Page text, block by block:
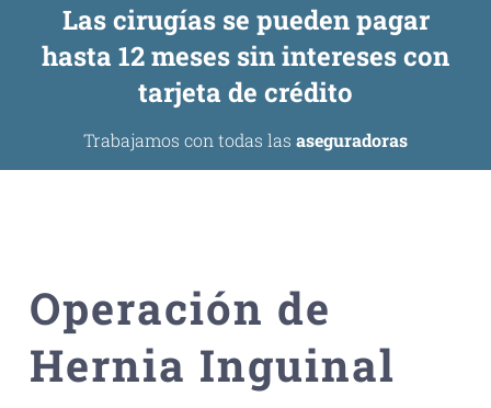
Las cirugías se pueden pagar
hasta 12 meses sin intereses con
tarjeta de crédito
Trabajamos con todas las aseguradoras
Operación de
Hernia Inguinal